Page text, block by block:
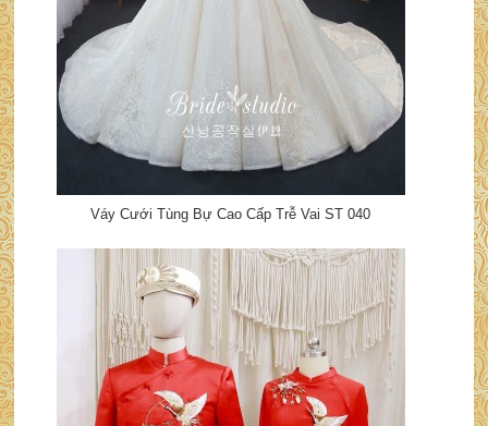
Váy Cưới Tùng Bự Cao Cấp Trễ Vai ST 040